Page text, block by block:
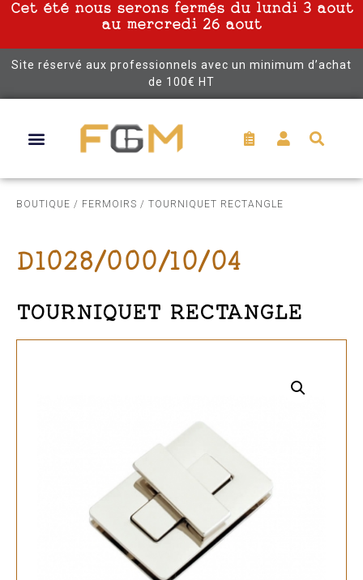
Cet été nous serons fermés du lundi 3 aout
au mercredi 26 aout
Site réservé aux professionnels avec un minimum d’achat
de 100€ HT
BOUTIQUE / FERMOIRS / TOURNIQUET RECTANGLE
D1028/000/10/04
TOURNIQUET RECTANGLE